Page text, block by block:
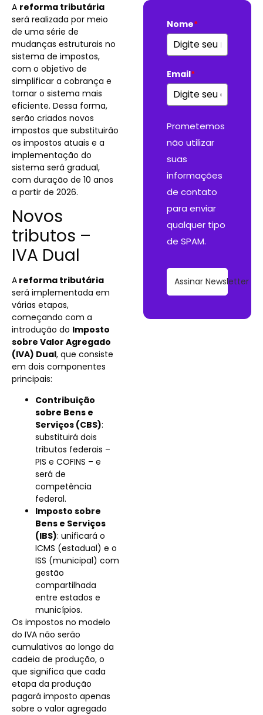
A reforma tributária
será realizada por meio
de uma série de
mudanças estruturais no
sistema de impostos,
com o objetivo de
simplificar a cobrança e
tornar o sistema mais
eficiente. Dessa forma,
serão criados novos
impostos que substituirão
os impostos atuais e a
implementação do
sistema será gradual,
com duração de 10 anos
a partir de 2026.
Novos
tributos –
IVA Dual
A reforma tributária
será implementada em
várias etapas,
começando com a
introdução do Imposto
sobre Valor Agregado
(IVA) Dual, que consiste
em dois componentes
principais:
Contribuição
sobre Bens e
Serviços (CBS):
substituirá dois
tributos federais –
PIS e COFINS – e
será de
competência
federal.
Imposto sobre
Bens e Serviços
(IBS): unificará o
ICMS (estadual) e o
ISS (municipal) com
gestão
compartilhada
entre estados e
municípios.
Os impostos no modelo
do IVA não serão
cumulativos ao longo da
cadeia de produção, o
que significa que cada
etapa da produção
pagará imposto apenas
sobre o valor agregado
Nome*
Email*
Prometemos
não utilizar
suas
informações
de contato
para enviar
qualquer tipo
de SPAM.
Assinar Newsletter